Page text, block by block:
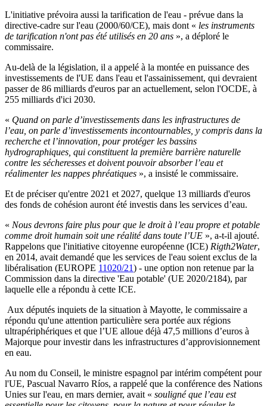
L'initiative prévoira aussi la tarification de l'eau - prévue dans la
directive-cadre sur l'eau (2000/60/CE), mais dont « les instruments
de tarification n'ont pas été utilisés en 20 ans », a déploré le
commissaire.
Au-delà de la législation, il a appelé à la montée en puissance des
investissements de l'UE dans l'eau et l'assainissement, qui devraient
passer de 86 milliards d'euros par an actuellement, selon l'OCDE, à
255 milliards d'ici 2030.
« Quand on parle d’investissements dans les infrastructures de
l’eau, on parle d’investissements incontournables, y compris dans la
recherche et l’innovation, pour protéger les bassins
hydrographiques, qui constituent la première barrière naturelle
contre les sécheresses et doivent pouvoir absorber l’eau et
réalimenter les nappes phréatiques », a insisté le commissaire.
Et de préciser qu'entre 2021 et 2027, quelque 13 milliards d'euros
des fonds de cohésion auront été investis dans les services d’eau.
« Nous devrons faire plus pour que le droit à l’eau propre et potable
comme droit humain soit une réalité dans toute l’UE », a-t-il ajouté.
Rappelons que l'initiative citoyenne européenne (ICE) Rigth2Water,
en 2014, avait demandé que les services de l'eau soient exclus de la
libéralisation (EUROPE 11020/21) - une option non retenue par la
Commission dans la directive 'Eau potable' (UE 2020/2184), par
laquelle elle a répondu à cette ICE.
Aux députés inquiets de la situation à Mayotte, le commissaire a
répondu qu'une attention particulière sera portée aux régions
ultrapériphériques et que l’UE alloue déjà 47,5 millions d’euros à
Majorque pour investir dans les infrastructures d’approvisionnement
en eau.
Au nom du Conseil, le ministre espagnol par intérim compétent pour
l'UE, Pascual Navarro Ríos, a rappelé que la conférence des Nations
Unies sur l'eau, en mars dernier, avait « souligné que l’eau est